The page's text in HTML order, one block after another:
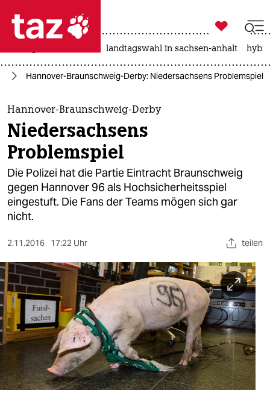
 taz zahl ich
taz zahl ich
themen
politik
öko
gesellschaft
kultur
sport
berlin
nord
wahrheit
verlag
verlag

taz zahl ich
landtagswahl in sachsen-anhalt
Hannover-Braunschweig-Derby: Niedersachsens Problemspiel
Hannover-Braunschweig-Derby
Niedersachsens
Problemspiel
Die Polizei hat die Partie Eintracht Braunschweig
gegen Hannover 96 als Hochsicherheitsspiel
eingestuft. Die Fans der Teams mögen sich gar
nicht.
2.11.2016 17:22 Uhr teilen